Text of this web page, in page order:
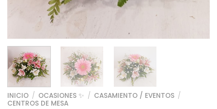
INICIO / OCASIONES ✨ / CASAMIENTO / EVENTOS /
CENTROS DE MESA